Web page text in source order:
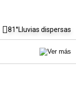
81°Lluvias dispersas